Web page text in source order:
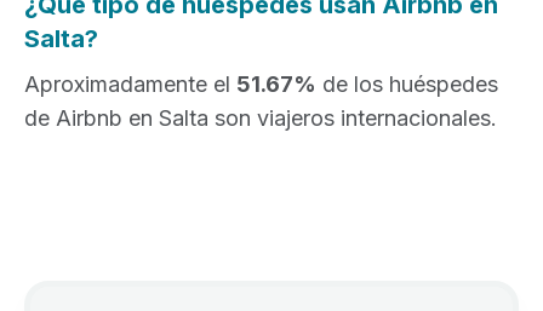
Salta?
Aproximadamente el 51.67% de los huéspedes
de Airbnb en Salta son viajeros internacionales.